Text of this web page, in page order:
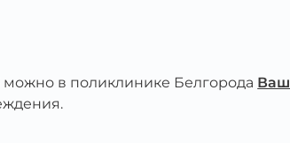
можно в поликлинике Белгорода Ваш